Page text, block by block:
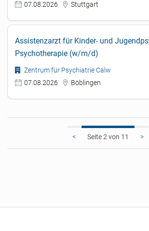
07.08.2026
Stuttgart
Assistenzarzt für Kinder- und
Psychotherapie (w/m/d)
Zentrum für Psychiatrie Calw
07.08.2026
Böblingen
< 2 >